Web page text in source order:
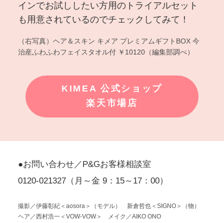
インでお試ししたい方用のトライアルセット
も用意されているのでチェックしてみて！
（右写真）ヘア＆スキン キメア プレミアムギフトBOX 今
治産ふわふわフェイスタオル付 ￥10120（編集部調べ）
KIMEA 公式ショップ
楽天市場店
●お問い合わせ／P&Gお客様相談室
0120-021327（月～金 9：15～17：00）
撮影／伊藤彰紀＜aosora＞（モデル） 新倉哲也＜SIGNO＞（物）
ヘア／西村浩一＜VOW-VOW＞ メイク／AIKO ONO